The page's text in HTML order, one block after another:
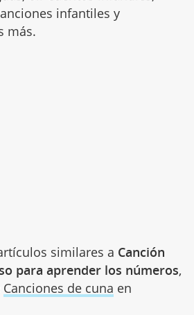
infantiles y
más.
similares a Canción
para aprender los números,
Canciones de cuna en